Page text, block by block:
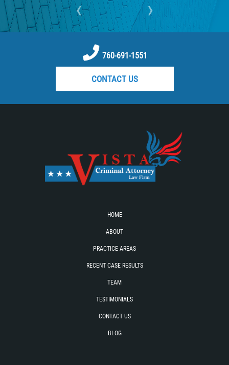
Testimonials
Contact Us
‹ ›
760-691-1551
CONTACT US
HOME
ABOUT
PRACTICE AREAS
RECENT CASE RESULTS
TEAM
TESTIMONIALS
CONTACT US
BLOG